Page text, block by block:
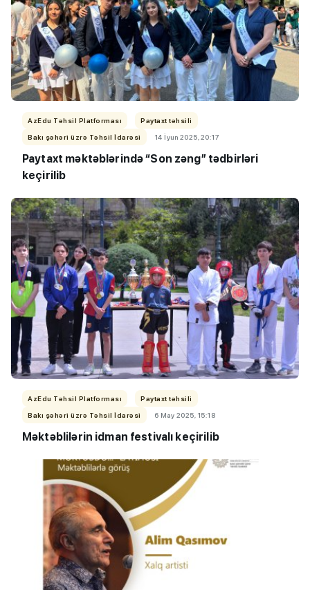
AzEdu Təhsil Platforması
Paytaxt təhsili
Bakı şəhəri üzrə Təhsil İdarəsi
14 İyun 2025, 20:17
Paytaxt məktəblərində “Son zəng” tədbirləri
keçirilib
AzEdu Təhsil Platforması
Paytaxt təhsili
Bakı şəhəri üzrə Təhsil İdarəsi
6 May 2025, 15:18
Məktəblilərin idman festivalı keçirilib